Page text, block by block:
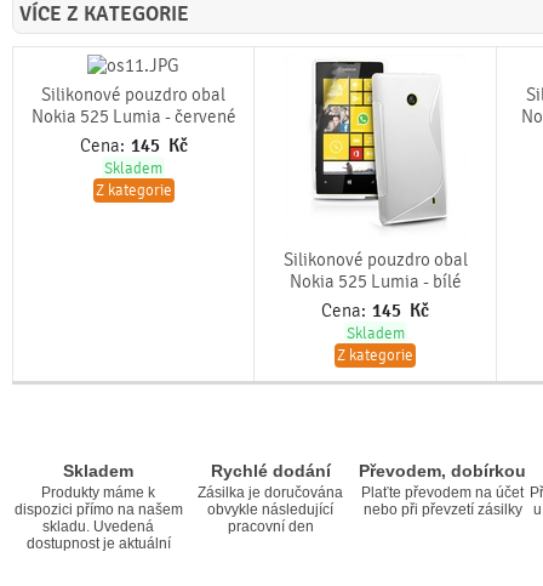
VÍCE Z KATEGORIE
Silikonové pouzdro obal
Nokia 525 Lumia - červené
Cena: 145 Kč
Skladem
Z kategorie
Silikonové pouzdro obal
Nokia 525 Lumia - bílé
Cena: 145 Kč
Skladem
Z kategorie
Skladem
Produkty máme k
dispozici přímo na našem
skladu. Uvedená
dostupnost je aktuální
Rychlé dodání
Zásilka je doručována
obvykle následující
pracovní den
Převodem, dobírkou
Plaťte převodem na účet
nebo při převzetí zásilky